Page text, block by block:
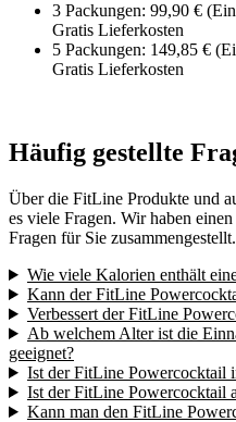
3 Packungen: 99,90 €
Gratis Lieferkosten
5 Packungen: 149,85 €
Gratis Lieferkosten
Häufig gestellte
Über die FitLine Produkte und
es viele Fragen. Wir haben
Fragen für Sie zusammengestellt.
Wie viele Kalorien enthält
Kann der FitLine
Verbessert der FitLine
Ab welchem Alter ist die
geeignet?
Ist der FitLine Powercocktail
Ist der FitLine Powercocktail
Kann man den FitLine